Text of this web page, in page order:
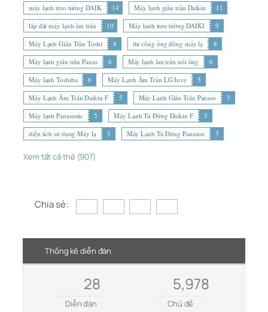
máy lạnh treo tường DAIK
14 Máy lạnh giấu trần Daikin
11
lắp đặt máy lạnh âm trần
10 Máy lạnh treo tường DAIKI
9
Máy Lạnh Giấu Trần Toshi
8 thi công ống đồng máy lạ
8
Máy lạnh giấu trần Panas
6 Máy lạnh âm trần nối ống
6
Máy lạnh Toshiba
6 Máy Lạnh Âm Trần LG Inve
5
Máy Lạnh Âm Trần Daikin F
5 Máy Lạnh Giấu Trần Panaso
5
Máy lạnh Panasonic
5 Máy Lạnh Tủ Đứng Daikin F
5
diện tích sử dụng Máy lạ
5 Máy Lạnh Tủ Đứng Panason 5
Xem tất cả thẻ (907)
Chia sẻ:
Thống kê diễn đàn
28
Diễn đàn
5,978
Chủ đề